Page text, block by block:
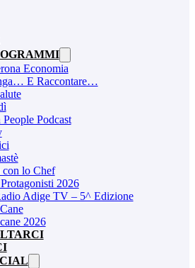
Economia
E Raccontare…
People Podcast
con lo Chef
2026
Adige TV – 5^ Edizione
2026